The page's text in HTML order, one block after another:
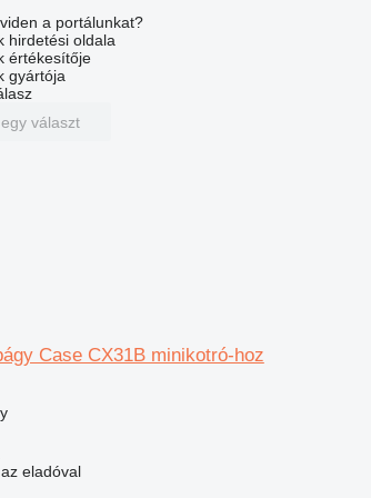
a portálunkat?
hirdetési oldala
értékesítője
gyártója
választ
Case CX31B minikotró-hoz
eladóval